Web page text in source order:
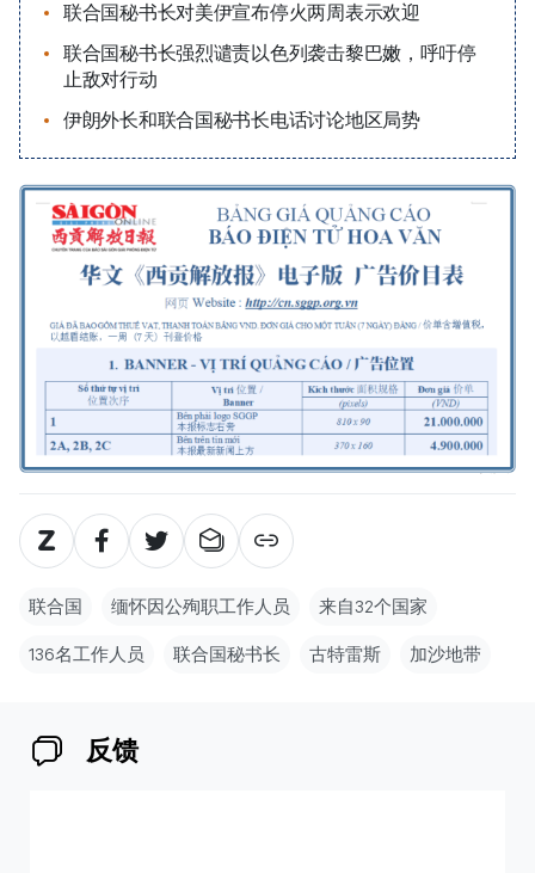
联合国秘书长对美伊宣布停火两周表示欢迎
联合国秘书长强烈谴责以色列袭击黎巴嫩，呼吁停
止敌对行动
伊朗外长和联合国秘书长电话讨论地区局势
联合国 缅怀因公殉职工作人员 来自32个国家
136名工作人员 联合国秘书长 古特雷斯 加沙地带
反馈